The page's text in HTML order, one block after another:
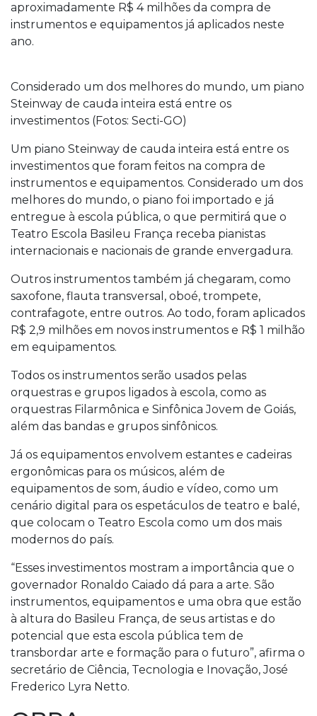
aproximadamente R$ 4 milhões da compra de
instrumentos e equipamentos já aplicados neste
ano.
Considerado um dos melhores do mundo, um piano
Steinway de cauda inteira está entre os
investimentos (Fotos: Secti-GO)
Um piano Steinway de cauda inteira está entre os
investimentos que foram feitos na compra de
instrumentos e equipamentos. Considerado um dos
melhores do mundo, o piano foi importado e já
entregue à escola pública, o que permitirá que o
Teatro Escola Basileu França receba pianistas
internacionais e nacionais de grande envergadura.
Outros instrumentos também já chegaram, como
saxofone, flauta transversal, oboé, trompete,
contrafagote, entre outros. Ao todo, foram aplicados
R$ 2,9 milhões em novos instrumentos e R$ 1 milhão
em equipamentos.
Todos os instrumentos serão usados pelas
orquestras e grupos ligados à escola, como as
orquestras Filarmônica e Sinfônica Jovem de Goiás,
além das bandas e grupos sinfônicos.
Já os equipamentos envolvem estantes e cadeiras
ergonômicas para os músicos, além de
equipamentos de som, áudio e vídeo, como um
cenário digital para os espetáculos de teatro e balé,
que colocam o Teatro Escola como um dos mais
modernos do país.
“Esses investimentos mostram a importância que o
governador Ronaldo Caiado dá para a arte. São
instrumentos, equipamentos e uma obra que estão
à altura do Basileu França, de seus artistas e do
potencial que esta escola pública tem de
transbordar arte e formação para o futuro”, afirma o
secretário de Ciência, Tecnologia e Inovação, José
Frederico Lyra Netto.